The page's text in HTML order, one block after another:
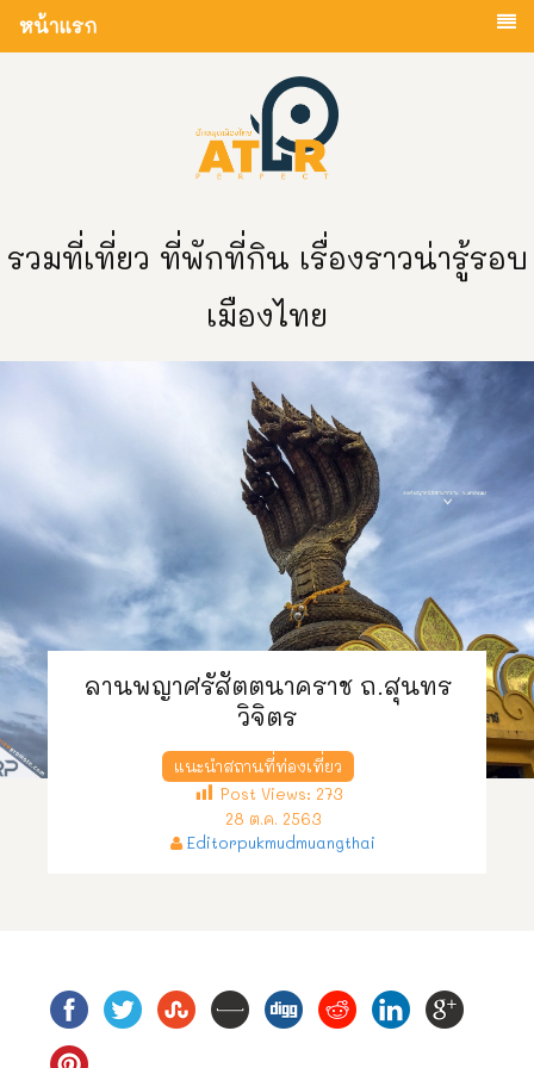
หน้าแรก
รวมที่เที่ยว ที่พักที่กิน เรื่องราวน่ารู้รอบ
เมืองไทย
ลานพญาศรัสัตตนาคราช ถ.สุนทร
วิจิตร
แนะนำสถานที่ท่องเที่ยว
Post Views: 273
28 ต.ค. 2563
Editorpukmudmuangthai